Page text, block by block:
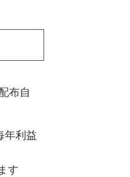
布自
年利益
す